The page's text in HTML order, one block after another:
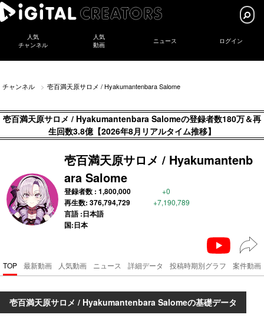
人気
チャンネル
人気
動画
ニュース ログイン
チャンネル 壱百満天原サロメ / Hyakumantenbara Salome
壱百満天原サロメ / Hyakumantenbara Salomeの登録者数180万＆再
生回数3.8億【2026年8月リアルタイム推移】
壱百満天原サロメ / Hyakumantenb
ara Salome
登録者数 : 1,800,000 +0
再生数: 376,794,729 +7,190,789
言語 :日本語
国:日本
TOP 最新動画 人気動画 ニュース 詳細データ 投稿時期別グラフ 案件動画
壱百満天原サロメ / Hyakumantenbara Salomeの基礎データ